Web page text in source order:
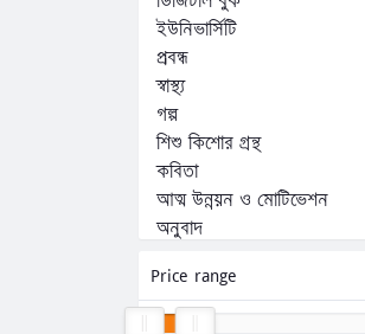
ইউনিভার্সিটি
প্রবন্ধ
স্বাস্থ্য
গল্প
শিশু কিশোর গ্রন্থ
কবিতা
আত্ম উন্নয়ন ও মোটিভেশন
অনুবাদ
কম্পিউটার, ফ্রিল্যান্সিং ও প্রোগ্রামিং
জীবনী, স্মৃতিচারণ ও সাক্ষাৎকার
Price range